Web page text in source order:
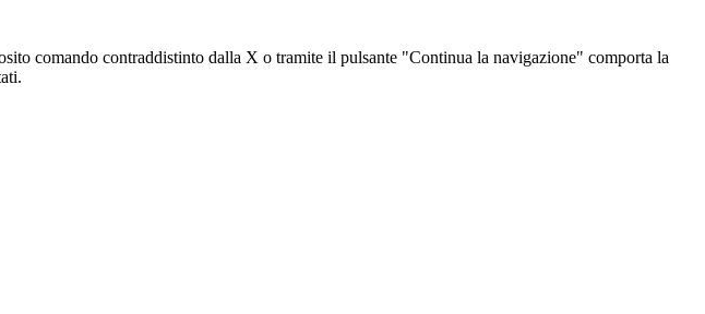
comando contraddistinto dalla X o tramite il pulsante "Continua la navigazione" comporta la